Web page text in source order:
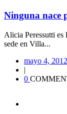
Ninguna nace
Alicia Peressutti
sede en Villa...
mayo 4, 2012
|
0